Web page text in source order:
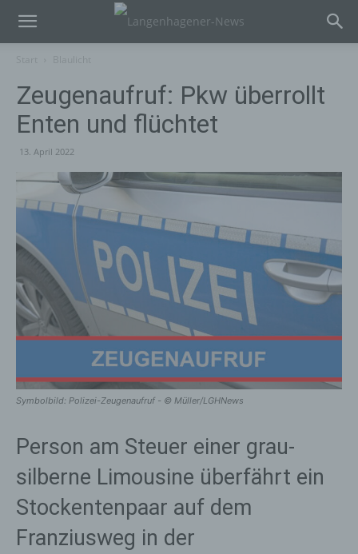
Zeugenaufruf: Pkw überrollt
Enten und flüchtet
13. April 2022
Symbolbild: Polizei-Zeugenaufruf - © Müller/LGHNews
Person am Steuer einer grau-
silberne Limousine überfährt ein
Stockentenpaar auf dem
Franziusweg in der